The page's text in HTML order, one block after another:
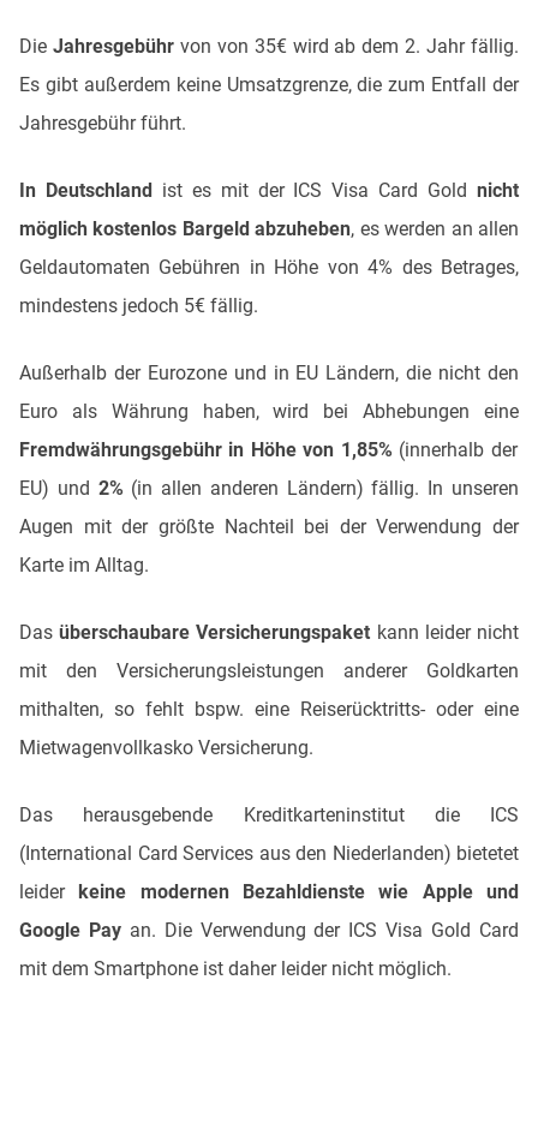
Die Jahresgebühr von von 35€ wird ab dem 2. Jahr fällig.
Es gibt außerdem keine Umsatzgrenze, die zum Entfall der
Jahresgebühr führt.
In Deutschland ist es mit der ICS Visa Card Goldnicht
möglich kostenlos Bargeld abzuheben, es werden an allen
Geldautomaten Gebühren in Höhe von 4% des Betrages,
mindestens jedoch 5€ fällig.
Außerhalb der Eurozone und in EU Ländern, die nicht den
Euro als Währung haben, wird bei Abhebungen eine
Fremdwährungsgebühr in Höhe von 1,85% (innerhalb der
EU) und 2% (in allen anderen Ländern) fällig. In unseren
Augen mit der größte Nachteil bei der Verwendung der
Karte im Alltag.
Dasüberschaubare Versicherungspaket kann leider nicht
mit den Versicherungsleistungen anderer Goldkarten
mithalten, so fehlt bspw. eine Reiserücktritts- oder eine
Mietwagenvollkasko Versicherung.
Das herausgebende Kreditkarteninstitut die ICS
(International Card Services aus den Niederlanden) bietetet
leider
keine modernen Bezahldienste wie Apple und
Google Pay an. Die Verwendung der ICS Visa Gold Card
mit dem Smartphone ist daher leider nicht möglich.